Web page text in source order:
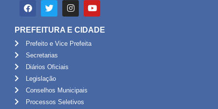
PREFEITURA E CIDADE
Prefeito e Vice Prefeita
Secretarias
Diários Oficiais
Legislação
Conselhos Municipais
Processos Seletivos